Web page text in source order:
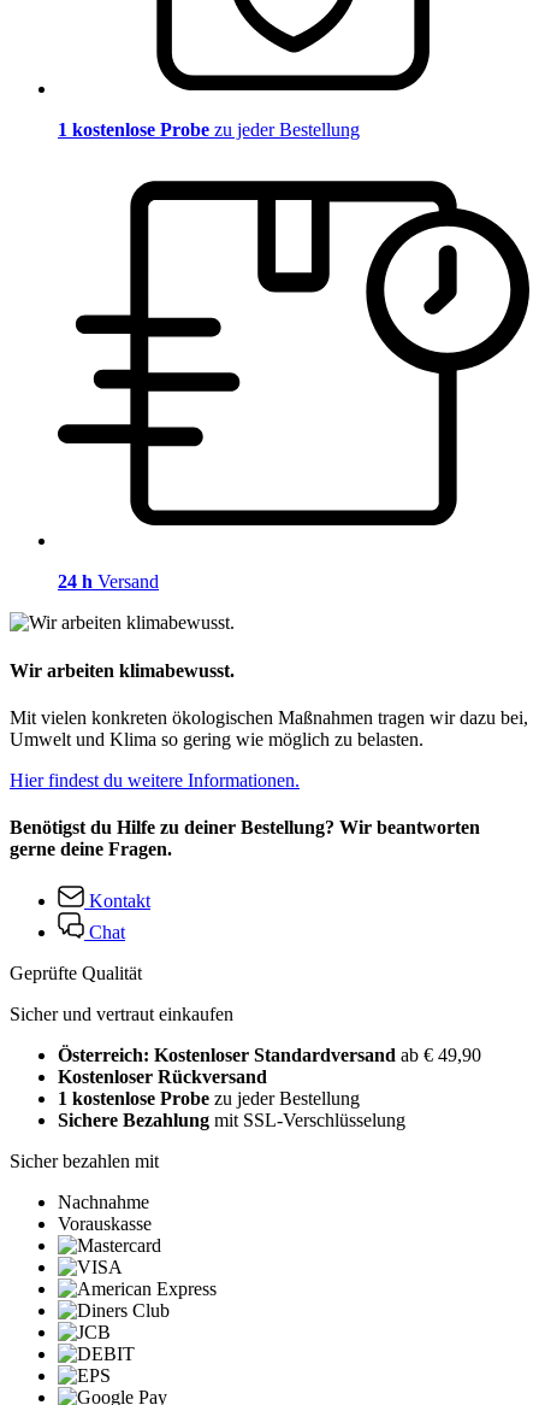
1 kostenlose Probe zu jeder Bestellung
24 h Versand
Wir arbeiten klimabewusst.
Mit vielen konkreten ökologischen Maßnahmen tragen wir dazu bei,
Umwelt und Klima so gering wie möglich zu belasten.
Hier findest du weitere Informationen.
Benötigst du Hilfe zu deiner Bestellung? Wir beantworten
gerne deine Fragen.
Kontakt
Chat
Geprüfte Qualität
Sicher und vertraut einkaufen
Österreich: Kostenloser Standardversand ab € 49,90
Kostenloser Rückversand
1 kostenlose Probe zu jeder Bestellung
Sichere Bezahlung mit SSL-Verschlüsselung
Sicher bezahlen mit
Nachnahme
Vorauskasse